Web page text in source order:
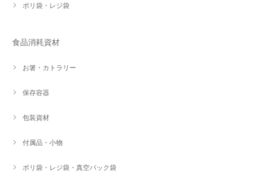
ポリ袋・レジ袋
食品消耗資材
お箸・カトラリー
保存容器
包装資材
付属品・小物
ポリ袋・レジ袋・真空パック袋